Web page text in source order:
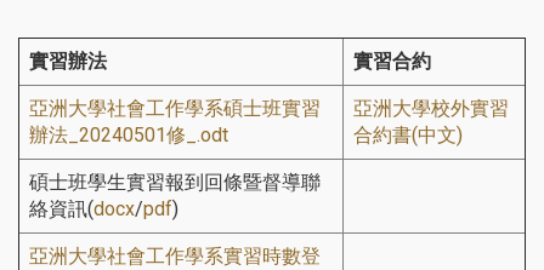
實習辦法 實習合約
亞洲大學社會工作學系碩士班實習
辦法_20240501修_.odt
亞洲大學校外實習
合約書(中文)
碩士班學生實習報到回條暨督導聯
絡資訊(docx/pdf)
亞洲大學社會工作學系實習時數登